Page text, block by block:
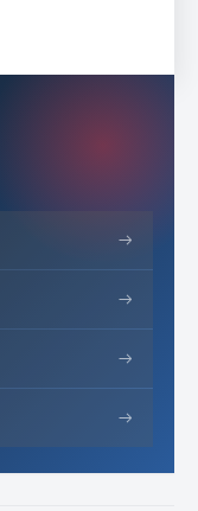
→
→
→
→